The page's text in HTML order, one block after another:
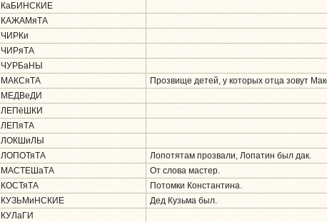
КаБИНСКИЕ
КАЖАМяТА
ЧИРКи
ЧИРяТА
ЧУРБаНЫ
МАКСяТА
Прозвище детей, у которых отца зовут
МЕДВеДИ
ЛЕПёШКИ
ЛЕПяТА
ЛОКШиЛЫ
ЛОПОТяТА
Лопотятам прозвали, Лопатин был дак.
МАСТЕШаТА
От слова мастер.
КОСТяТА
Потомки Константина.
КУЗЬМиНСКИЕ
Дед Кузьма был.
КУЛаГИ